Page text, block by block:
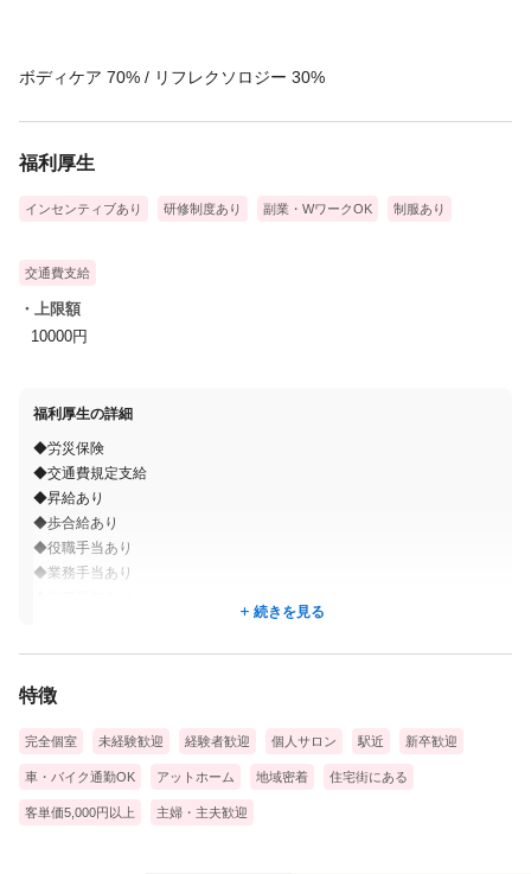
ボディケア 70% / リフレクソロジー 30%
福利厚生
インセンティブあり 研修制度あり 副業・WワークOK 制服あり
交通費支給
・上限額
10000円
福利厚生の詳細
◆労災保険
◆交通費規定支給
◆昇給あり
◆歩合給あり
◆役職手当あり
◆業務手当あり
◆提携保育園あり
続きを見る
特徴
完全個室 未経験歓迎 経験者歓迎 個人サロン 駅近 新卒歓迎
車・バイク通勤OK アットホーム 地域密着 住宅街にある
客単価5,000円以上 主婦・主夫歓迎